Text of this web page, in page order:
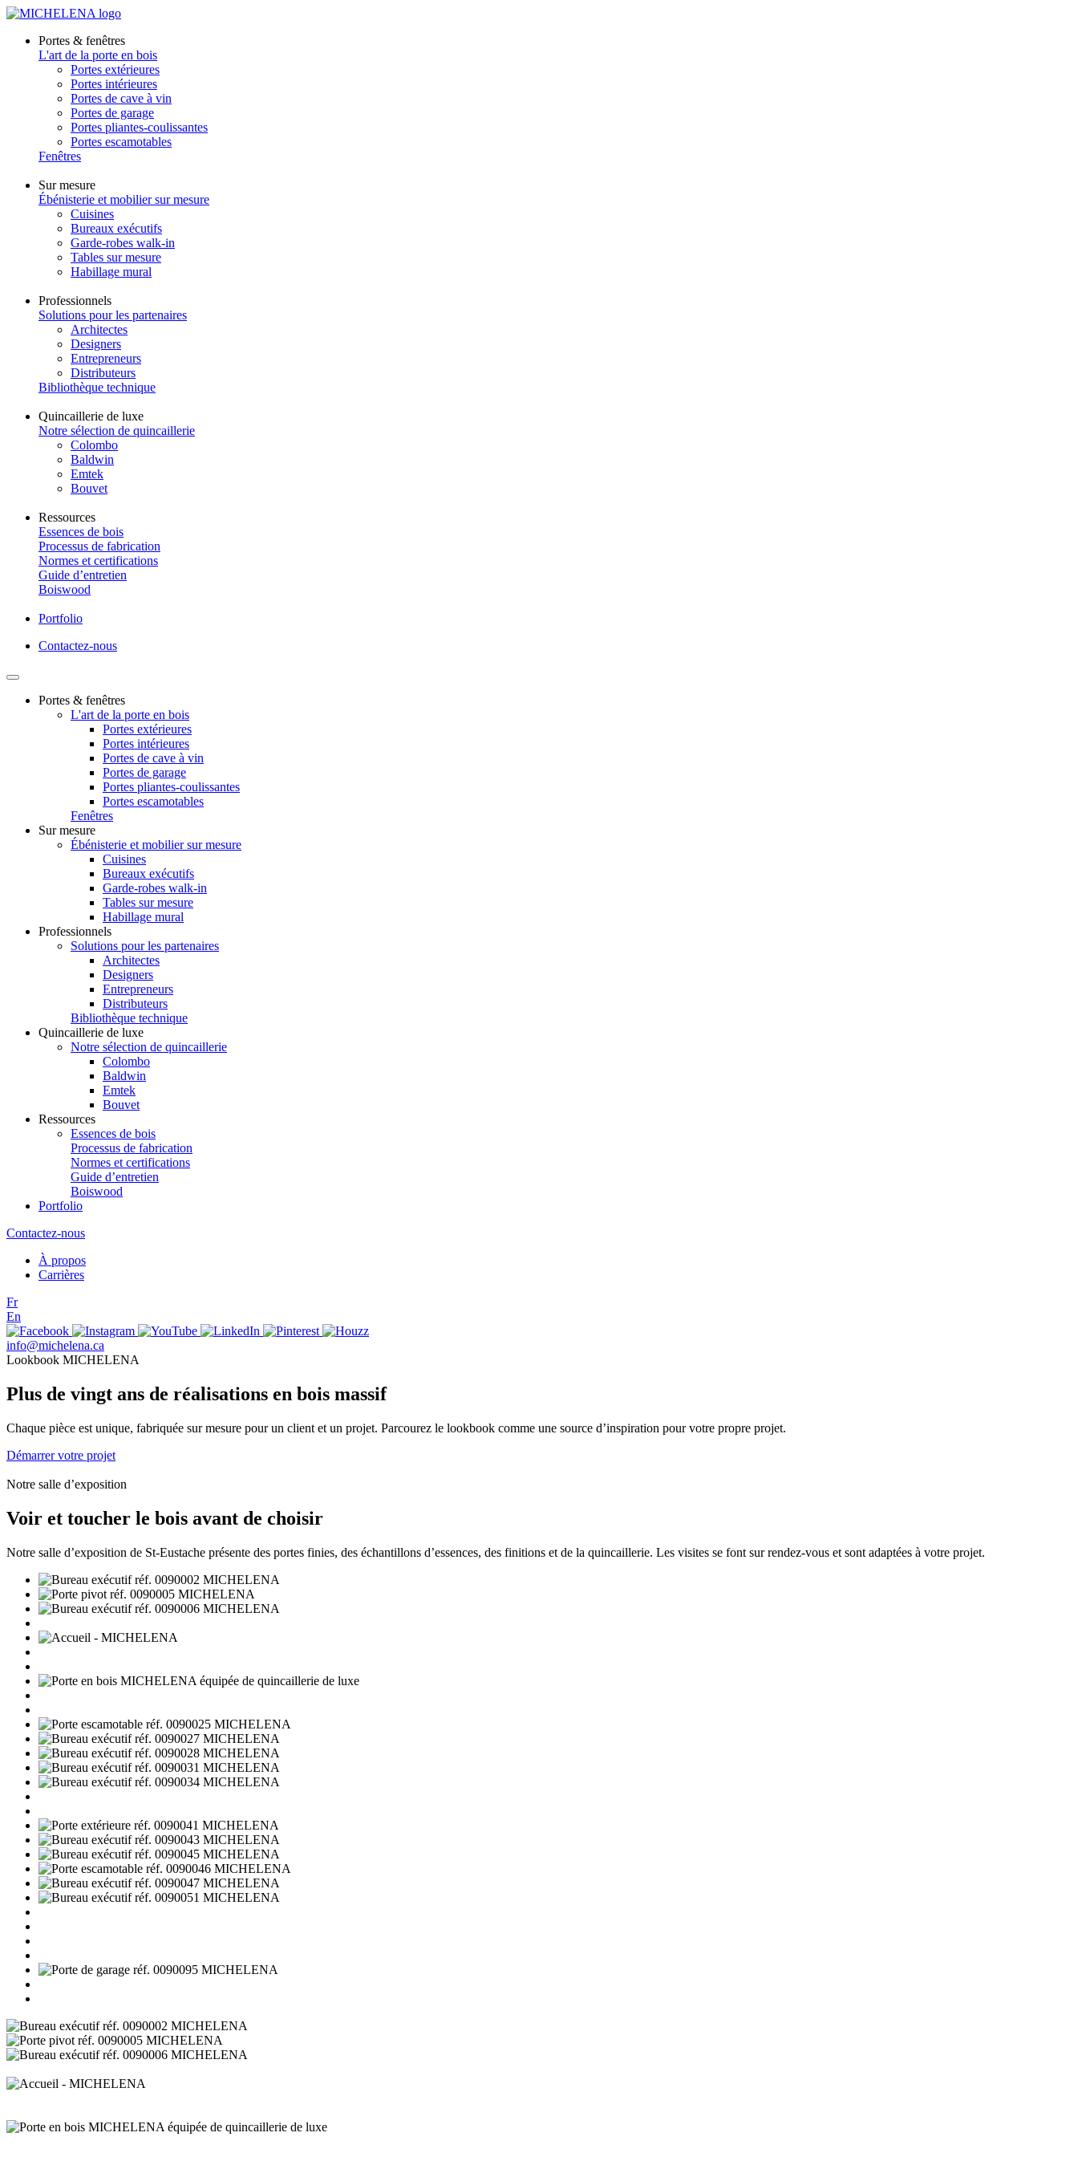
Portes & fenêtres
L'art de la porte en bois
Portes extérieures
Portes intérieures
Portes de cave à vin
Portes de garage
Portes pliantes-coulissantes
Portes escamotables
Fenêtres
Sur mesure
Ébénisterie et mobilier sur mesure
Cuisines
Bureaux exécutifs
Garde-robes walk-in
Tables sur mesure
Habillage mural
Professionnels
Solutions pour les partenaires
Architectes
Designers
Entrepreneurs
Distributeurs
Bibliothèque technique
Quincaillerie de luxe
Notre sélection de quincaillerie
Colombo
Baldwin
Emtek
Bouvet
Ressources
Essences de bois
Processus de fabrication
Normes et certifications
Guide d’entretien
Boiswood
Portfolio
Contactez-nous
Portes & fenêtres
L'art de la porte en bois
Portes extérieures
Portes intérieures
Portes de cave à vin
Portes de garage
Portes pliantes-coulissantes
Portes escamotables
Fenêtres
Sur mesure
Ébénisterie et mobilier sur mesure
Cuisines
Bureaux exécutifs
Garde-robes walk-in
Tables sur mesure
Habillage mural
Professionnels
Solutions pour les partenaires
Architectes
Designers
Entrepreneurs
Distributeurs
Bibliothèque technique
Quincaillerie de luxe
Notre sélection de quincaillerie
Colombo
Baldwin
Emtek
Bouvet
Ressources
Essences de bois
Processus de fabrication
Normes et certifications
Guide d’entretien
Boiswood
Portfolio
Contactez-nous
À propos
Carrières
Fr
En
info@michelena.ca
Lookbook MICHELENA
Plus de vingt ans de réalisations en bois massif
Chaque pièce est unique, fabriquée sur mesure pour un client et un projet. Parcourez le lookbook comme une source d’inspiration pour votre propre projet.
Démarrer votre projet
Notre salle d’exposition
Voir et toucher le bois avant de choisir
Notre salle d’exposition de St-Eustache présente des portes finies, des échantillons d’essences, des finitions et de la quincaillerie. Les visites se font sur rendez-vous et sont adaptées à votre projet.